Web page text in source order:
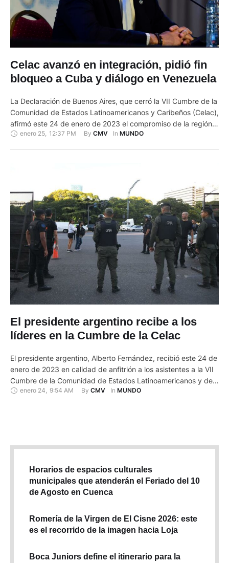
Celac avanzó en integración, pidió fin
bloqueo a Cuba y diálogo en Venezuela
La Declaración de Buenos Aires, que cerró la VII Cumbre de la
Comunidad de Estados Latinoamericanos y Caribeños (Celac),
afirmó este 24 de enero de 2023 el compromiso de la región
por avanzar en el proceso de integración en la diversidad,
enero 25 12:37 PM By CMV In MUNDO
El presidente argentino recibe a los
líderes en la Cumbre de la Celac
El presidente argentino, Alberto Fernández, recibió este 24 de
enero de 2023 en calidad de anfitrión a los asistentes a la VII
Cumbre de la Comunidad de Estados Latinoamericanos y del
Caribe (Celac), que se desarrolla en Buenos Aires en medio de
enero 24 9:54 AM By CMV In MUNDO
Horarios de espacios culturales
municipales que atenderán el Feriado del 10
de Agosto en Cuenca
Romería de la Virgen de El Cisne 2026: este
es el recorrido de la imagen hacia Loja
Boca Juniors define el itinerario para la